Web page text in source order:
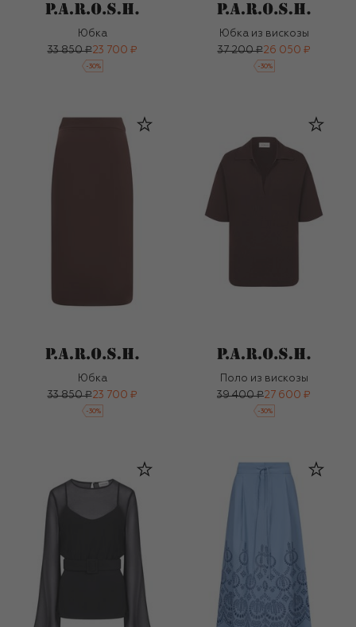
Юбка
33 850 ₽23 700 ₽
-30%
Юбка из вискозы
37 200 ₽26 050 ₽
-30%
Юбка
33 850 ₽23 700 ₽
-30%
Поло из вискозы
39 400 ₽27 600 ₽
-30%